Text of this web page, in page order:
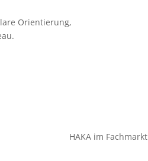
Orientierung,
HAKA im Fachmarkt